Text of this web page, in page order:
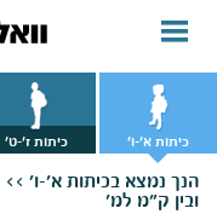
כיתות א'-ו' כיתות ז'-ט'
הנך נמצא בכיתות א'-ו' >>
ובין ק"מ למ'